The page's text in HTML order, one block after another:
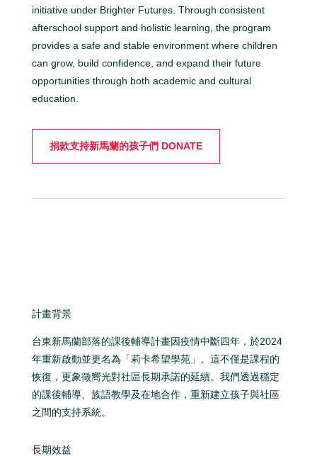
initiative under Brighter Futures. Through consistent
afterschool support and holistic learning, the program
provides a safe and stable environment where children
can grow, build confidence, and expand their future
opportunities through both academic and cultural
education.
捐款支持新馬蘭的孩子們 DONATE
計畫背景
台東新馬蘭部落的課後輔導計畫因疫情中斷四年，於2024
年重新啟動並更名為「莉卡希望學苑」。這不僅是課程的
恢復，更象徵嚮光對社區長期承諾的延續。我們透過穩定
的課後輔導、族語教學及在地合作，重新建立孩子與社區
之間的支持系統。
長期效益